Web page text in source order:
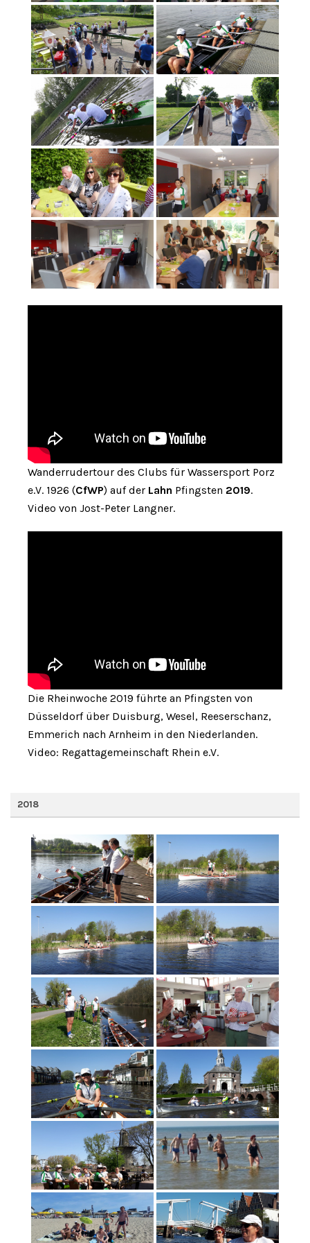
Wanderrudertour des Clubs für Wassersport Porz
e.V. 1926 (CfWP) auf der Lahn Pfingsten 2019.
Video von Jost-Peter Langner.
Die Rheinwoche 2019 führte an Pfingsten von
Düsseldorf über Duisburg, Wesel, Reeserschanz,
Emmerich nach Arnheim in den Niederlanden.
Video: Regattagemeinschaft Rhein e.V.
2018